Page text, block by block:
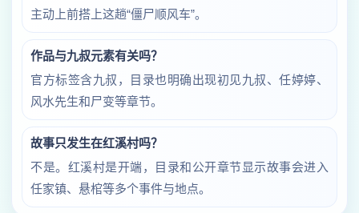
主动上前搭上这趟“僵尸顺风车”。
作品与九叔元素有关吗？
官方标签含九叔，目录也明确出现初见九叔、任婷婷、
风水先生和尸变等章节。
故事只发生在红溪村吗？
不是。红溪村是开端，目录和公开章节显示故事会进入
任家镇、悬棺等多个事件与地点。